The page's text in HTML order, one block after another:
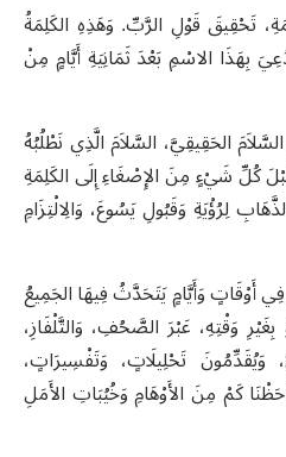
تَحْقِيقَ قَوْلِ الرَّبِّ. وَهَذِهِ الكَلِمَةُ
بِهَذَا الاسْمِ بَعْدَ ثَمَانِيَةِ أَيَّامٍ مِنْ
الحَقِيقِيَّ، السَّلاَمَ الَّذِي نَطْلُبُهُ
كُلِّ شَيْءٍ مِنَ الإِصْغَاءِ إِلَى الكَلِمَةِ
لِرُؤْيَةِ وَقَبُولِ يَسُوعَ، وَالِالْتِزَامِ
أَوْقَاتٍ وَأَيَّامٍ يَتَحَدَّثُ فِيهَا الجَمِيعُ
وَقْتِهِ، عَبْرَ الصَّحُفِ، وَالتَّلْفَازِ،
وَيُقَدِّمُونَ تَحْلِيلَاتٍ، وَتَفْسِيرَاتٍ،
كَمْ مِنَ الأَوْهَامِ وَخُيُبَاتِ الأَمَلِ